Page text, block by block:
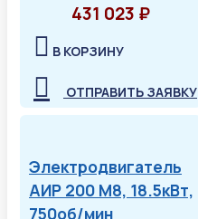
431 023 ₽
В КОРЗИНУ
ОТПРАВИТЬ ЗАЯВКУ
Электродвигатель
АИР 200 М8, 18.5кВт,
750об/мин